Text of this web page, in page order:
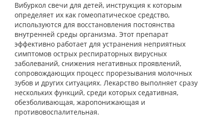
Вибуркол свечи для детей, инструкция к которым
определяет их как гомеопатическое средство,
используются для восстановления постоянства
внутренней среды организма. Этот препарат
эффективно работает для устранения неприятных
симптомов острых респираторных вирусных
заболеваний, снижения негативных проявлений,
сопровождающих процесс прорезывания молочных
зубов и других ситуациях. Лекарство выполняет сразу
нескольких функций, среди которых седативная,
обезболивающая, жаропонижающая и
противовоспалительная.